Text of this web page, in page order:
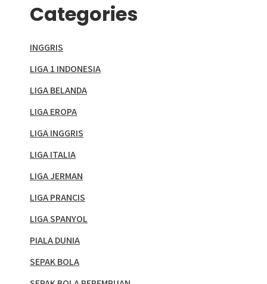
Categories
INGGRIS
LIGA 1 INDONESIA
LIGA BELANDA
LIGA EROPA
LIGA INGGRIS
LIGA ITALIA
LIGA JERMAN
LIGA PRANCIS
LIGA SPANYOL
PIALA DUNIA
SEPAK BOLA